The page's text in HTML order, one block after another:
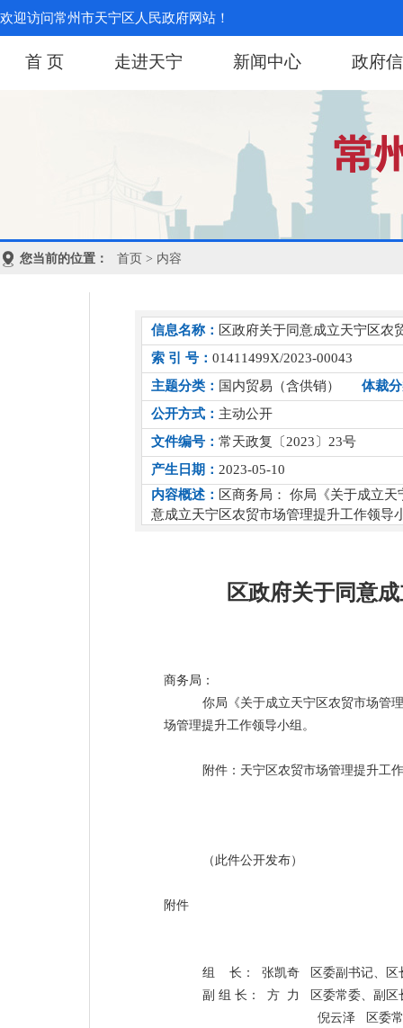
欢迎访问常州市天宁区人民政府网站！
首 页 走进天宁 新闻中心 政府
您当前的位置： 首页 > 内容
信息名称： 区政府关于同意成立天宁区农
索 引 号： 01411499X/2023-00043
主题分类： 国内贸易（含供销）
体裁
公开方式： 主动公开
文件编号： 常天政复〔2023〕23号
产生日期： 2023-05-10
内容概述： 区商务局： 你局《关于成立
意成立天宁区农贸市场管理提升工作领导
区政府关于同意
商务局：
你局《关于成立天宁区农贸市场管
场管理提升工作领导小组。
附件：天宁区农贸市场管理提升工作
（此件公开发布）
附件
组 长： 张凯奇
区委副书记、区
副 组 长： 方 力
区委常委、副区
倪云泽
区委